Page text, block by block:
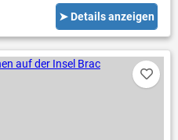
➤ Details anzeigen